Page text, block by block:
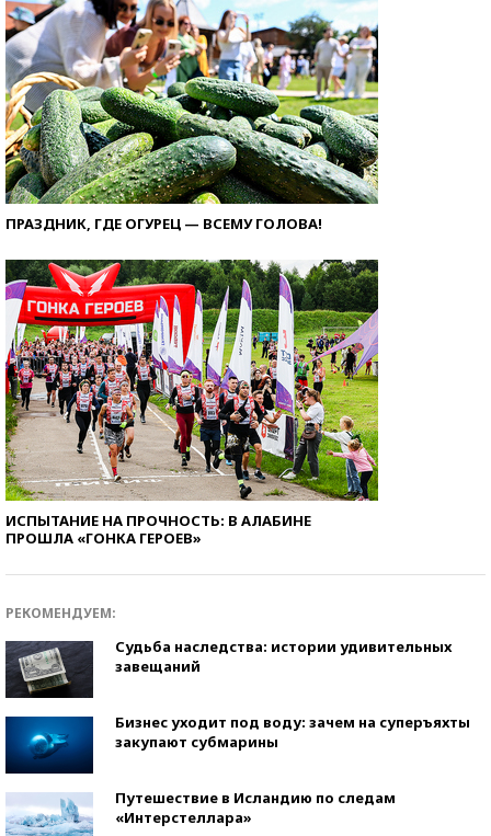
ПРАЗДНИК, ГДЕ ОГУРЕЦ — ВСЕМУ ГОЛОВА!
ИСПЫТАНИЕ НА ПРОЧНОСТЬ: В АЛАБИНЕ
ПРОШЛА «ГОНКА ГЕРОЕВ»
РЕКОМЕНДУЕМ:
Судьба наследства: истории удивительных
завещаний
Бизнес уходит под воду: зачем на суперъяхты
закупают субмарины
Путешествие в Исландию по следам
«Интерстеллара»